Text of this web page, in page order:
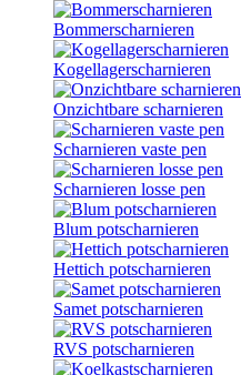
Bommerscharnieren
Kogellagerscharnieren
Onzichtbare scharnieren
Scharnieren vaste pen
Scharnieren losse pen
Blum potscharnieren
Hettich potscharnieren
Samet potscharnieren
RVS potscharnieren